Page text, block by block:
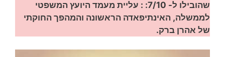
שהובילו ל- 7/10: : עליית מעמד היועץ המשפטי
לממשלה, האינתיפאדה הראשונה והמהפך החוקתי
של אהרן ברק.